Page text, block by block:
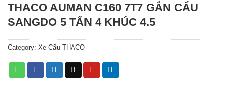
THACO AUMAN C160 7T7 GẮN CẨU
SANGDO 5 TẤN 4 KHÚC 4.5
Category: Xe Cẩu THACO